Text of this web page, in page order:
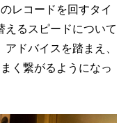
レコードを回すタイ
えるスピードについて
ドバイスを踏まえ、
く繋がるようになっ